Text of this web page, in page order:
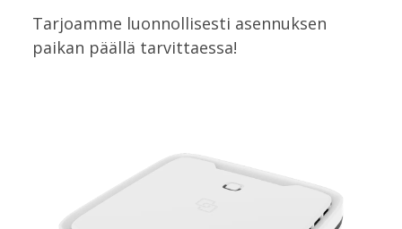
Tarjoamme luonnollisesti asennuksen
paikan päällä tarvittaessa!